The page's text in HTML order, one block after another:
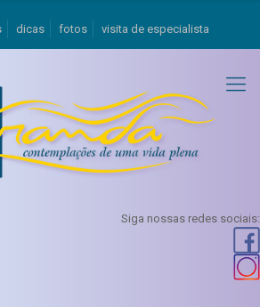
dicas fotos visita de especialista
Siga nossas redes sociais: